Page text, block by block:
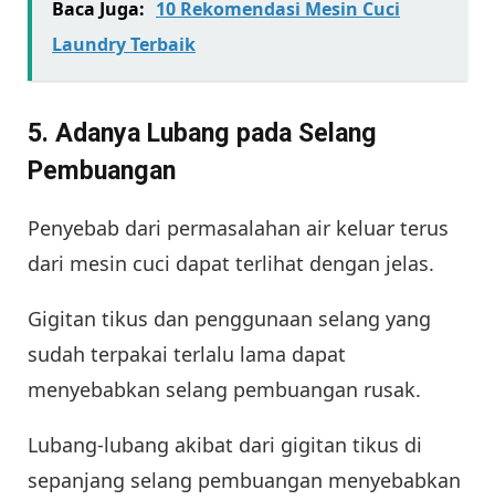
Baca Juga: 10 Rekomendasi Mesin Cuci
Laundry Terbaik
5. Adanya Lubang pada Selang
Pembuangan
Penyebab dari permasalahan air keluar terus
dari mesin cuci dapat terlihat dengan jelas.
Gigitan tikus dan penggunaan selang yang
sudah terpakai terlalu lama dapat
menyebabkan selang pembuangan rusak.
Lubang-lubang akibat dari gigitan tikus di
sepanjang selang pembuangan menyebabkan